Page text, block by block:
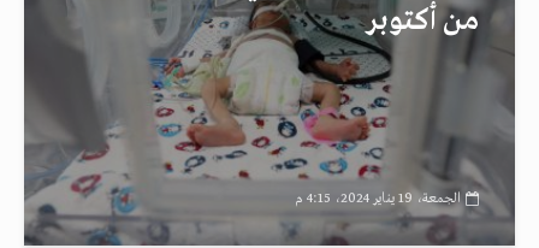
من أكتوبر
الجمعة، 19 يناير 2024، 4:15 م